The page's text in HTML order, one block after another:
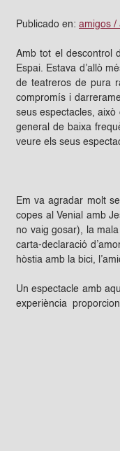
Publicado en: amigos /
Amb tot el descontrol
Espai. Estava d’allò
de teatreros de pura
compromís i
seus espectacles, això
general de baixa
veure els seus
Em va agradar molt
copes al Venial amb
no vaig gosar), la
carta-declaració
hòstia amb la bici,
Un espectacle amb
experiència